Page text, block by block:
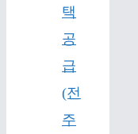
택
공
급
(전
주